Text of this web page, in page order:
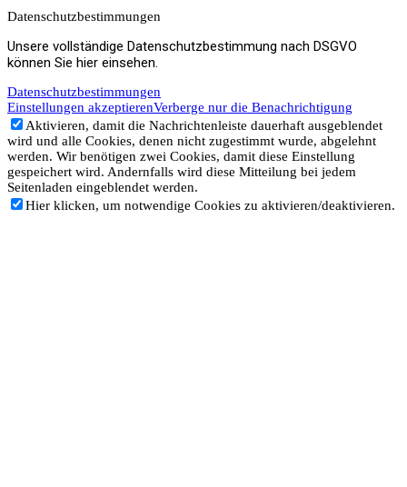
Datenschutzbestimmungen
Unsere vollständige Datenschutzbestimmung nach DSGVO
können Sie hier einsehen.
Datenschutzbestimmungen
Einstellungen akzeptierenVerberge nur die Benachrichtigung
Aktivieren, damit die Nachrichtenleiste dauerhaft ausgeblendet
wird und alle Cookies, denen nicht zugestimmt wurde, abgelehnt
werden. Wir benötigen zwei Cookies, damit diese Einstellung
gespeichert wird. Andernfalls wird diese Mitteilung bei jedem
Seitenladen eingeblendet werden.
Hier klicken, um notwendige Cookies zu aktivieren/deaktivieren.